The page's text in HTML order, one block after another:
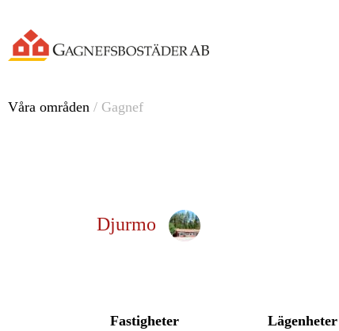
Våra områden / Gagnef
Djurmo
Fastigheter Lägenheter